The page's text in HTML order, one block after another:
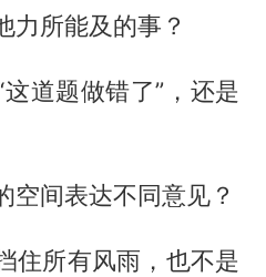
力所能及的事？
道题做错了”，还是
空间表达不同意见？
住所有风雨，也不是